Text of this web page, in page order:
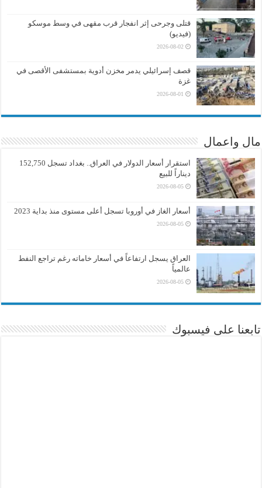
قتلى وجرحى إثر انفجار قرب مقهى في وسط موسكو
(فيديو)
2026-08-02
قصف إسرائيلي يدمر مخزن أدوية بمستشفى الأقصى في
غزة
2026-08-01
مال واعمال
استقرار أسعار الدولار في العراق.. بغداد تسجل 152,750
ديناراً للبيع
2026-08-05
أسعار الغاز في أوروبا تسجل أعلى مستوى منذ بداية 2023
2026-08-05
العراق يسجل ارتفاعاً في أسعار خاماته رغم تراجع النفط
عالمياً
2026-08-05
تابعنا على فيسبوك